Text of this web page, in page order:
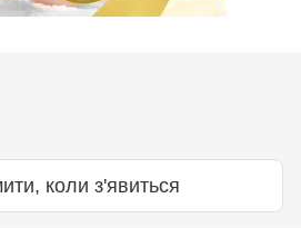
коли з'явиться